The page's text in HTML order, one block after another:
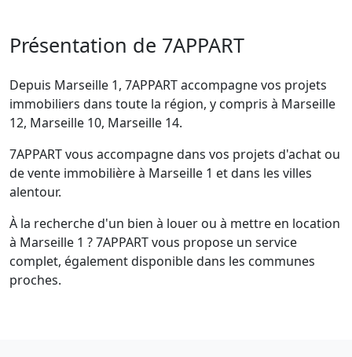
Présentation de 7APPART
Depuis Marseille 1, 7APPART accompagne vos projets
immobiliers dans toute la région, y compris à Marseille
12, Marseille 10, Marseille 14.
7APPART vous accompagne dans vos projets d'achat ou
de vente immobilière à Marseille 1 et dans les villes
alentour.
À la recherche d'un bien à louer ou à mettre en location
à Marseille 1 ? 7APPART vous propose un service
complet, également disponible dans les communes
proches.